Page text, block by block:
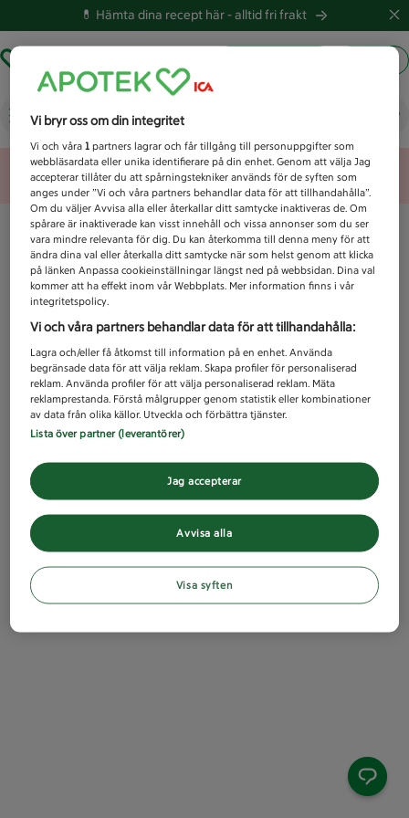
💊 Hämta dina recept här -alltid fri frakt
Vad letar du efter idag?
Unknown error
Vi bryr oss om din integritet
Vi och våra1 partners lagrar och får tillgång till personuppgifter som
webbläsardata eller unika identifierare på din enhet. Genom att välja Jag
accepterar tillåter du att spårningstekniker används för de syften som
anges under ”Vi och våra partners behandlar data för att tillhandahålla”.
Om du väljer Avvisa alla eller återkallar ditt samtycke inaktiveras de. Om
spårare är inaktiverade kan visst innehåll och vissa annonser som du ser
vara mindre relevanta för dig. Du kan återkomma till denna meny för att
ändra dina val eller återkalla ditt samtycke när som helst genom att klicka
på länken Anpassa cookieinställningar längst ned på webbsidan. Dina val
kommer att ha effekt inom vår Webbplats. Mer information finns i vår
integritetspolicy.
Vi och våra partners behandlar data för att tillhandahålla:
Lagra och/eller få åtkomst till information på en enhet. Använda
begränsade data för att välja reklam. Skapa profiler för personaliserad
reklam. Använda profiler för att välja personaliserad reklam. Mäta
reklamprestanda. Förstå målgrupper genom statistik eller kombinationer
av data från olika källor. Utveckla och förbättra tjänster.
Lista över partner (leverantörer)
Avvisa alla
Jag accepterar
Visa syften